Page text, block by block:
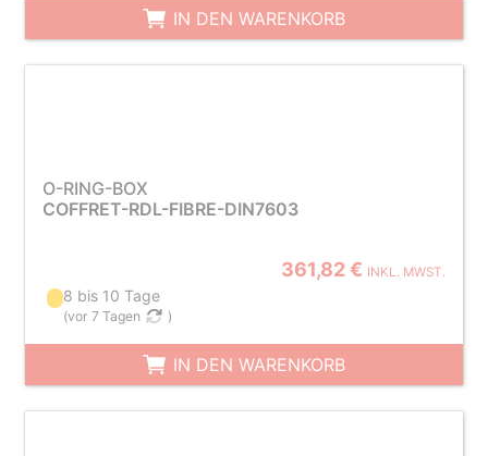
IN DEN WARENKORB
O-RING-BOX
COFFRET-RDL-FIBRE-DIN7603
361,82 € INKL. MWST.
8 bis 10 Tage
(vor 7 Tagen )
IN DEN WARENKORB